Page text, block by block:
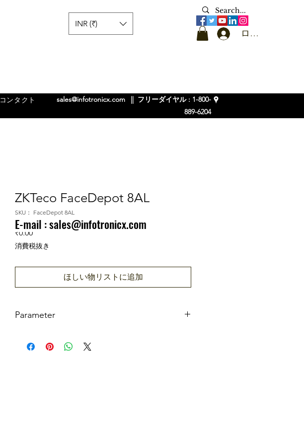
ログイン
INR (₹)
コンタクト sales@infotronicx.com
|| フリーダイヤル : 1-800-
889-6204
ZKTeco FaceDepot 8AL
SKU： FaceDepot 8AL
₹0.00価格
消費税抜き
ほしい物リストに追加
Parameter
Capacity
E-mail :sales@infotronicx.com